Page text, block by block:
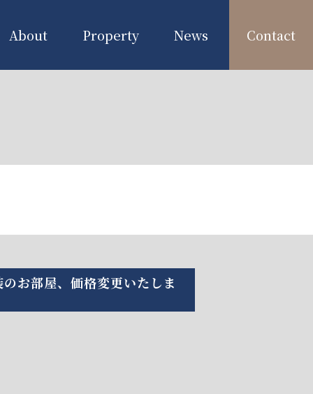
About Property News Contact
お部屋、価格変更いたしま